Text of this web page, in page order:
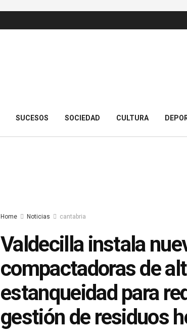
SUCESOS SOCIEDAD CULTURA
Home Noticias cantabria
Valdecilla instala
compactadoras de
estanqueidad para
gestión de residuos